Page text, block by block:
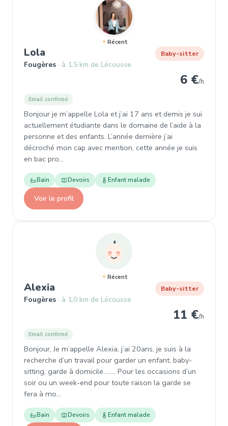
Récent
Lola , Baby-sitter à Fougères
Fougères à 1,5 km de Lécousse
Baby-sitter
6 €/h
Email confirmé
Bonjour je m’appelle Lola et j’ai 17 ans et demis je sui
actuellement étudiante dans le domaine de l’aide à la
personne et des enfants. L’année dernière j’ai
décroché mon cap avec mention, cette année je suis
en bac pro…
Bain Devoirs Enfant malade
Voir le profil
Récent
Alexia , Baby-sitter à Fougères
Fougères à 1,0 km de Lécousse
Baby-sitter
11 €/h
Email confirmé
Bonjour, Je m’appelle Alexia, j’ai 20ans, je suis à la
recherche d’un travail pour garder un enfant, baby-
sitting, garde à domicile…….. Pour les occasions d’un
soir ou un week-end pour toute raison la garde se
fera à mo…
Bain Devoirs Enfant malade